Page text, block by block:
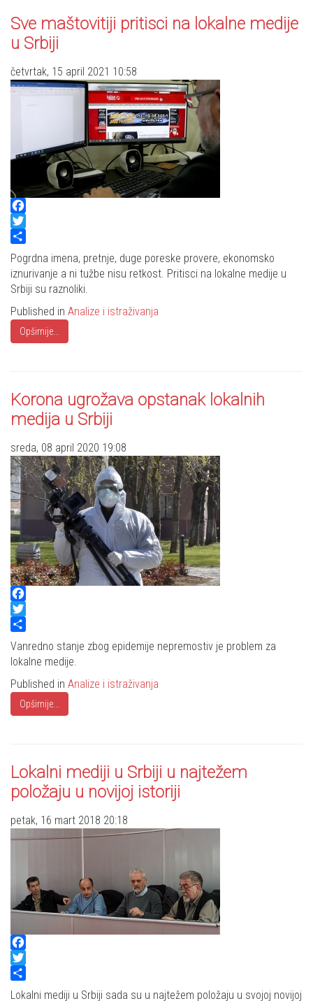
Sve maštovitiji pritisci na lokalne medije
u Srbiji
četvrtak, 15 april 2021 10:58
Facebook
Twitter
Share
Pogrdna imena, pretnje, duge poreske provere, ekonomsko
iznurivanje a ni tužbe nisu retkost. Pritisci na lokalne medije u
Srbiji su raznoliki.
Published in Analize i istraživanja
Opširnije...
Korona ugrožava opstanak lokalnih
medija u Srbiji
sreda, 08 april 2020 19:08
Facebook
Twitter
Share
Vanredno stanje zbog epidemije nepremostiv je problem za
lokalne medije.
Published in Analize i istraživanja
Opširnije...
Lokalni mediji u Srbiji u najtežem
položaju u novijoj istoriji
petak, 16 mart 2018 20:18
Facebook
Twitter
Share
Lokalni mediji u Srbiji sada su u najtežem položaju u svojoj novijoj